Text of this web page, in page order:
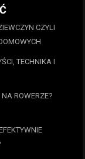
CZYLI
TECHNIKA I
ROWERZE?